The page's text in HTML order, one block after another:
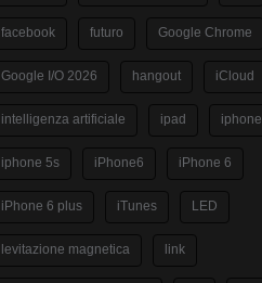
facebook futuro Google Chrome
Google I/O 2026 hangout iCloud
intelligenza artificiale ipad iphone
iphone 5s iPhone6 iPhone 6
iPhone 6 plus iTunes LED
levitazione magnetica link